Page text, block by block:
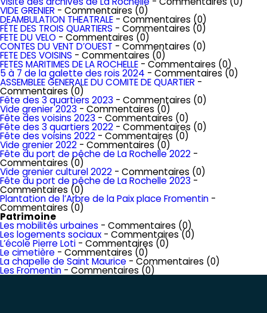
VIDE GRENIER - Commentaires (0)
DEAMBULATION THEATRALE - Commentaires (0)
FÊTE DES TROIS QUARTIERS - Commentaires (0)
FETE DU VELO - Commentaires (0)
CONTES DU VENT D’OUEST - Commentaires (0)
FETE DES VOISINS - Commentaires (0)
FETES MARITIMES DE LA ROCHELLE - Commentaires (0)
5 à 7 de la galette des rois 2024 - Commentaires (0)
ASSEMBLEE GENERALE DU COMITE DE QUARTIER -
Commentaires (0)
Fête des 3 quartiers 2023 - Commentaires (0)
Vide grenier 2023 - Commentaires (0)
Fête des voisins 2023 - Commentaires (0)
Fête des 3 quartiers 2022 - Commentaires (0)
Fête des voisins 2022 - Commentaires (0)
Vide grenier 2022 - Commentaires (0)
Fête du port de pêche de La Rochelle 2022 -
Commentaires (0)
Vide grenier culturel 2022 - Commentaires (0)
Fête du port de pêche de La Rochelle 2023 -
Commentaires (0)
Plantation de l’Arbre de la Paix place Fromentin -
Commentaires (0)
Patrimoine
Les mobilités urbaines - Commentaires (0)
Les logements sociaux - Commentaires (0)
L’école Pierre Loti - Commentaires (0)
Le cimetière - Commentaires (0)
La chapelle de Saint Maurice - Commentaires (0)
Les Fromentin - Commentaires (0)